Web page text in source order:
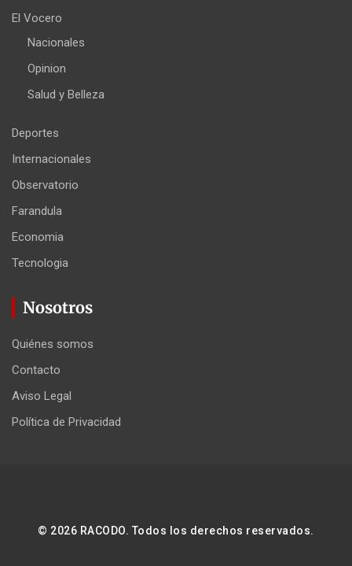
El Vocero
Nacionales
Opinion
Salud y Belleza
Deportes
Internacionales
Observatorio
Farandula
Economia
Tecnologia
Nosotros
Quiénes somos
Contacto
Aviso Legal
Política de Privacidad